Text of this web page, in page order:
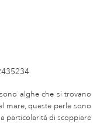
alghe che si trovano
mare, queste perle sono
particolarità di scoppiare